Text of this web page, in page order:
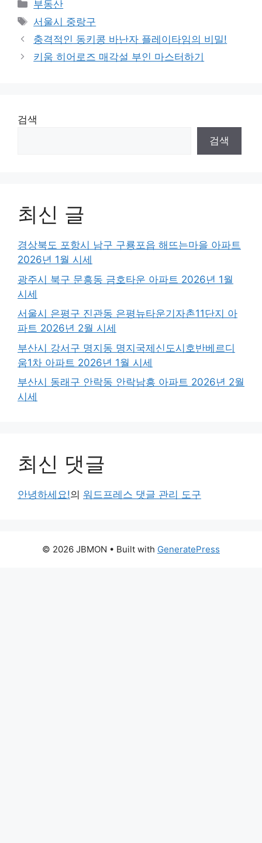
부동산
Tags
서울시 중랑구
충격적인 동키콩 바난자 플레이타임의 비밀!
키움 히어로즈 매각설 부인 마스터하기
검색
검색
최신 글
경상북도 포항시 남구 구룡포읍 해뜨는마을 아파트
2026년 1월 시세
광주시 북구 문흥동 금호타운 아파트 2026년 1월
시세
서울시 은평구 진관동 은평뉴타운기자촌11단지 아
파트 2026년 2월 시세
부산시 강서구 명지동 명지국제신도시호반베르디
움1차 아파트 2026년 1월 시세
부산시 동래구 안락동 안락남흥 아파트 2026년 2월
시세
최신 댓글
안녕하세요!의 워드프레스 댓글 관리 도구
© 2026 JBMON • Built with GeneratePress